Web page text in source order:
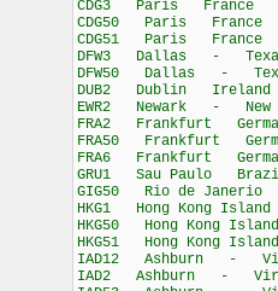
CDG3 Paris France
CDG50 Paris
CDG51 Paris
DFW3 Dallas -
DFW50 Dallas -
DUB2 Dublin
EWR2 Newark -
FRA2 Frankfurt
FRA50 Frankfurt
FRA6 Frankfurt
GRU1 Sau Paulo
GIG50 Rio de
HKG1 Hong Kong
HKG50 Hong Kong
HKG51 Hong Kong
IAD12 Ashburn -
IAD2 Ashburn -